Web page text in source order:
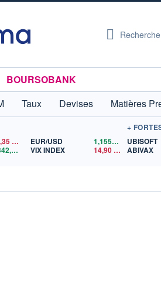
BOURSOBANK
Taux Devises Matières
$US
4 342,26 $US
EUR/USD 1,1559$US
VIX INDEX
14,90
+
UBISOFT
ABIVAX